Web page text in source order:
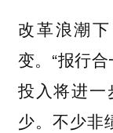
改革浪潮
变。“报行
投入将进一
少。不少非